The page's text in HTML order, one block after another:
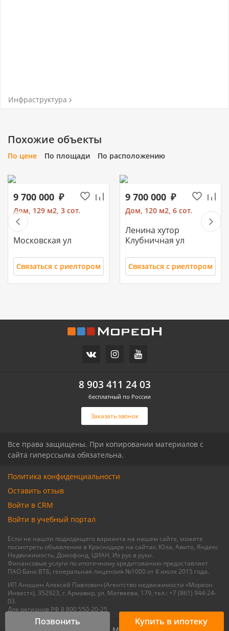
Позвонить Купить в ипотеку
Инфраструктура
Похожие объекты
По цене По площади По расположению
9 700 000
Дом, 129 м2, 3 сот.
Московская ул
Связаться с риелтором
9 700 000
Дом, 120 м2, 6 сот.
Ленина хутор
Клубничная ул
Связаться с риелтором
10 500 000
Дом, 71 м2, 3 сот.
Заказать звонок
8 903 411 24 03
бесплатный по России
Все права защищены. При копировании материалов с
сайта гиперссылка обязательна.
Если не нашли подходящего варианта на нашем сайте, можете
посмотреть объявления в Краснодаре на сайтах: Юла, Авито, Яндекс
Недвижимость, Домофонд, ЦИАН, Из рук в руки.
Финансовые услуги по ипотечному кредитованию предоставляет
ПАО Банк ВТБ, генеральная лицензия №1000 от 8 июля 2015 года.
ИП Аношин Алексей Павлович (Агентство недвижимости «Мореон
Инвест»), 352923, г. Армавир, ул. Матвеева, 179, тел.: +7 (861) 944-24-
03.
Для регионов РФ 8 800 550-20-25
Политика конфиденциальности
Оставить отзыв
Войти в CRM
Войти в учебный портал